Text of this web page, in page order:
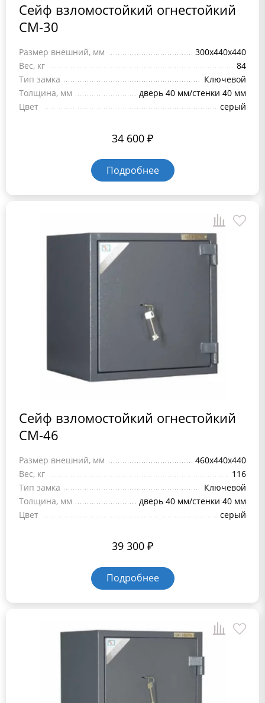
Сейф взломостойкий огнестойкий
СМ-30
Размер внешний, мм
300x440x440
Вес, кг
84
Тип замка
Ключевой
Толщина, мм
дверь 40 мм/стенки 40 мм
Цвет
серый
34 600 ₽
Подробнее
Сейф взломостойкий огнестойкий
СМ-46
Размер внешний, мм
460x440x440
Вес, кг
116
Тип замка
Ключевой
Толщина, мм
дверь 40 мм/стенки 40 мм
Цвет
серый
39 300 ₽
Подробнее